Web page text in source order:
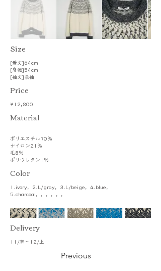
​Size
[着丈]64cm
[身幅]54cm
[袖丈]長袖
Price
¥12,800
​Material
ポリエステル70％
ナイロン21％
毛8％
ポリウレタン1％
Color
1.ivory，2.L/gray，3.L/beige，4.blue，
5.charcoal，，，，，，
​Delivery
11/末～12/上
Previous